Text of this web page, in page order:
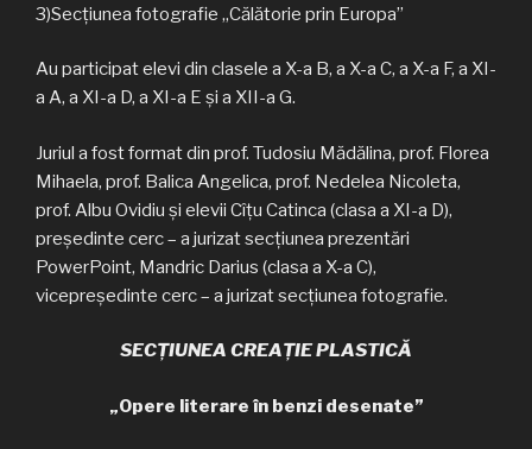
3)Secțiunea fotografie „Călătorie prin Europa”
Au participat elevi din clasele a X-a B, a X-a C, a X-a F, a XI-
a A, a XI-a D, a XI-a E și a XII-a G.
Juriul a fost format din prof. Tudosiu Mădălina, prof. Florea
Mihaela, prof. Balica Angelica, prof. Nedelea Nicoleta,
prof. Albu Ovidiu și elevii Cîțu Catinca (clasa a XI-a D),
președinte cerc – a jurizat secțiunea prezentări
PowerPoint, Mandric Darius (clasa a X-a C),
vicepreședinte cerc – a jurizat secțiunea fotografie.
SECȚIUNEA CREAȚIE PLASTICĂ
„Opere literare în benzi desenate”